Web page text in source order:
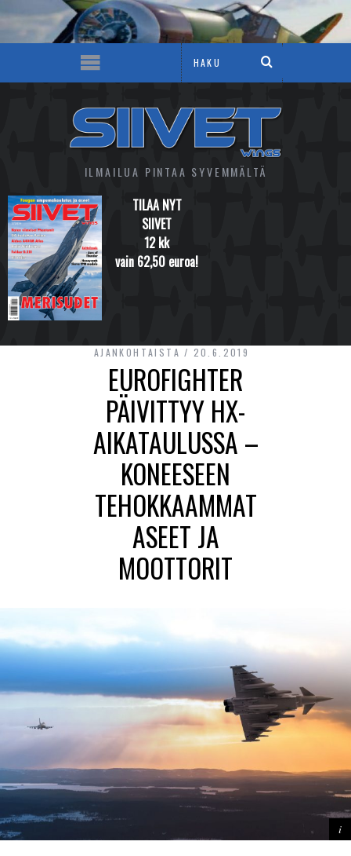
ILMAILUA PINTAA SYVEMMÄLTÄ
TILAA NYT
SIIVET
12 kk
vain 62,50 euroa!
AJANKOHTAISTA 20.6.2019
EUROFIGHTER
PÄIVITTYY HX-
AIKATAULUSSA –
KONEESEEN
TEHOKKAAMMAT
ASEET JA
MOOTTORIT